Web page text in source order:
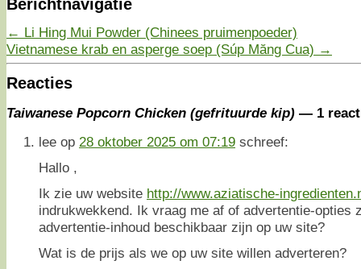
Berichtnavigatie
← Li Hing Mui Powder (Chinees pruimenpoeder)
Vietnamese krab en asperge soep (Súp Măng Cua) →
Reacties
Taiwanese Popcorn Chicken (gefrituurde kip) — 1
lee op 28 oktober 2025 om 07:19 schreef:
Hallo ,
Ik zie uw website http://www.aziatische-
indrukwekkend. Ik vraag me af of advertentie-opties
advertentie-inhoud beschikbaar zijn op uw site?
Wat is de prijs als we op uw site willen adverteren?